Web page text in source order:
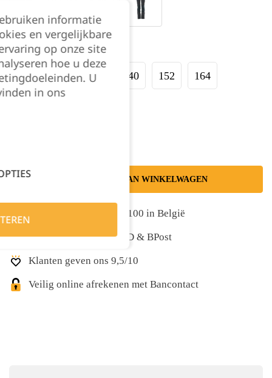
Maat:
104 116 128 140 152 164
TOEVOEGEN AAN WINKELWAGEN
Gratis levering vanaf €100 in België
Snelle levering met DPD & BPost
Klanten geven ons 9,5/10
Veilig online afrekenen met Bancontact
informatie
en vergelijkbare
op onze site
hoe u deze
U
in ons